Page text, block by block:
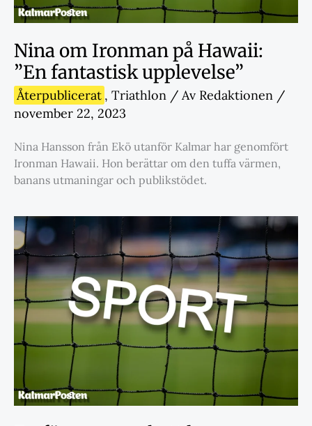
Nina om Ironman på Hawaii:
”En fantastisk upplevelse”
Återpublicerat , Triathlon / Av Redaktionen /
november 22, 2023
Nina Hansson från Ekö utanför Kalmar har genomfört
Ironman Hawaii. Hon berättar om den tuffa värmen,
banans utmaningar och publikstödet.